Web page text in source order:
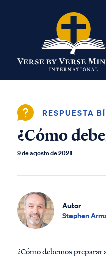
RESPUESTA
¿Cómo
9 de agosto de 2021
Autor
Stephen
¿Cómo debemos preparar